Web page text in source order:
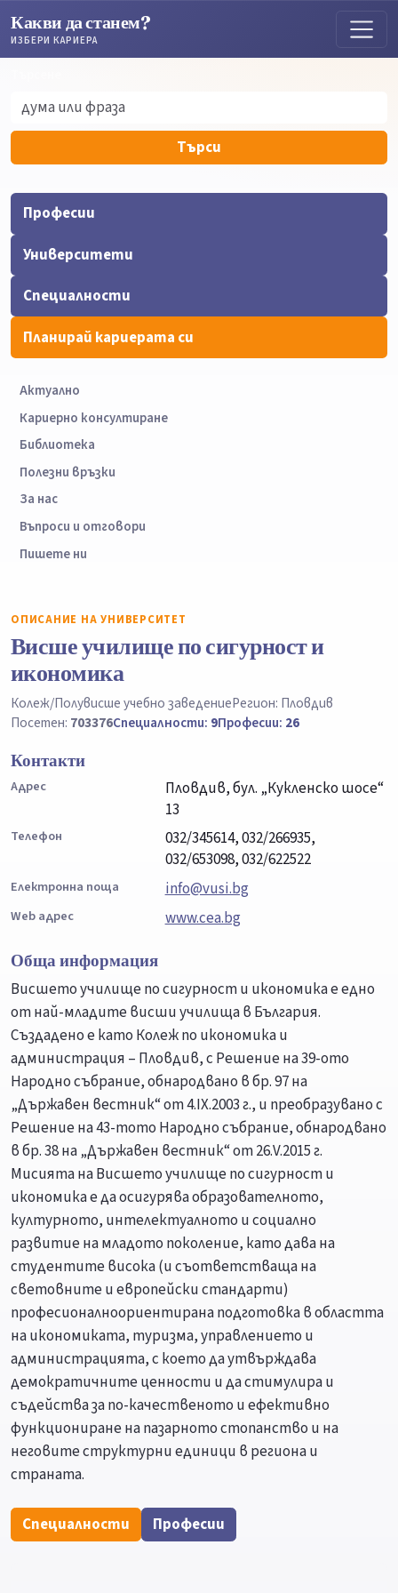
Какви да станем?
ИЗБЕРИ КАРИЕРА
Търси
Професии
Университети
Специалности
Планирай кариерата си
Актуално
Кариерно консултиране
Библиотека
Полезни връзки
За нас
Въпроси и отговори
Пишете ни
ОПИСАНИЕ НА УНИВЕРСИТЕТ
Висше училище по сигурност и
икономика
Колеж/Полувисше учебно заведениеРегион: Пловдив
Посетен: 703376Специалности: 9Професии: 26
Контакти
Адрес
Пловдив, бул. „Кукленско шосе“
13
Телефон
032/345614, 032/266935,
032/653098, 032/622522
Електронна поща info@vusi.bg
Web адрес
www.cea.bg
Обща информация
Висшето училище по сигурност и икономика е едно
от най-младите висши училища в България.
Създадено е като Колеж по икономика и
администрация – Пловдив, с Решение на 39-ото
Народно събрание, обнародвано в бр. 97 на
„Държавен вестник“ от 4.ІХ.2003 г., и преобразувано с
Решение на 43-тото Народно събрание, обнародвано
в бр. 38 на „Държавен вестник“ от 26.V.2015 г.
Мисията на Висшето училище по сигурност и
икономика е да осигурява образователното,
културното, интелектуалното и социално
развитие на младото поколение, като дава на
студентите висока (и съответстваща на
световните и европейски стандарти)
професионалноориентирана подготовка в областта
на икономиката, туризма, управлението и
администрацията, с което да утвърждава
демократичните ценности и да стимулира и
съдейства за по-качественото и ефективно
функциониране на пазарното стопанство и на
неговите структурни единици в региона и
страната.
Специалности Професии